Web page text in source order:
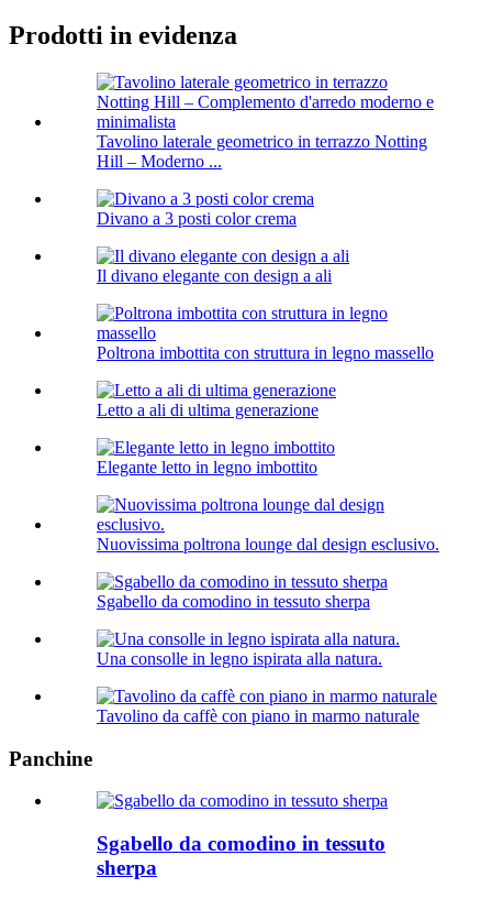
Prodotti in evidenza
Tavolino laterale geometrico in terrazzo Notting
Hill – Moderno ...
Divano a 3 posti color crema
Il divano elegante con design a ali
Poltrona imbottita con struttura in legno massello
Letto a ali di ultima generazione
Elegante letto in legno imbottito
Nuovissima poltrona lounge dal design esclusivo.
Sgabello da comodino in tessuto sherpa
Una consolle in legno ispirata alla natura.
Tavolino da caffè con piano in marmo naturale
Panchine
Sgabello da comodino in tessuto
sherpa